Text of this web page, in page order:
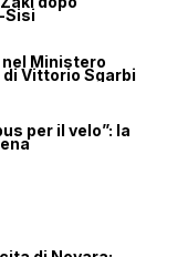
Sisi
Ministero
di Vittorio Sgarbi
per il velo”: la